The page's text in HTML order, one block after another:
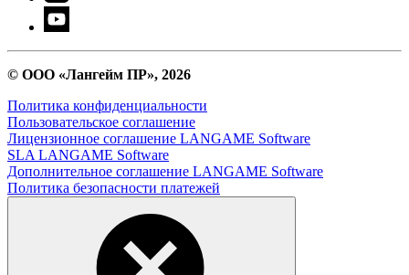
© ООО «Лангейм ПР», 2026
Политика конфиденциальности
Пользовательское соглашение
Лицензионное соглашение LANGAME Software
SLA LANGAME Software
Дополнительное соглашение LANGAME Software
Политика безопасности платежей